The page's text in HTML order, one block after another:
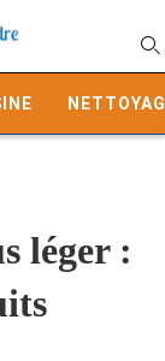
léger :